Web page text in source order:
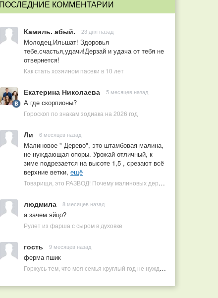
ПОСЛЕДНИЕ КОММЕНТАРИИ
Камиль. абый. 23 дня назад
Молодец,Ильшат! Здоровья
тебе,счастья,удачи!Дерзай и удача от тебя не
отвернется!
Как стать хозяином пасеки в 10 лет
Екатерина Николаева 5 месяцев назад
А где скорпионы?
Гороскоп по знакам зодиака на 2026 год
Ли 6 месяцев назад
Малиновое " Дерево", это штамбовая малина,
не нуждающая опоры. Урожай отличный, к
зиме подрезается на высоте 1,5 , срезают всё
верхние ветки, ещё
Товарищи, это РАЗВОД! Почему малиновых деревьев не бывает, или Как ушлые продавцы наживаются на мечтах садоводов
людмила 8 месяцев назад
а зачем яйцо?
Рулет из фарша с сыром в духовке
гость 9 месяцев назад
ферма пшик
Горжусь тем, что моя семья круглый год не нуждается в покупных витаминах